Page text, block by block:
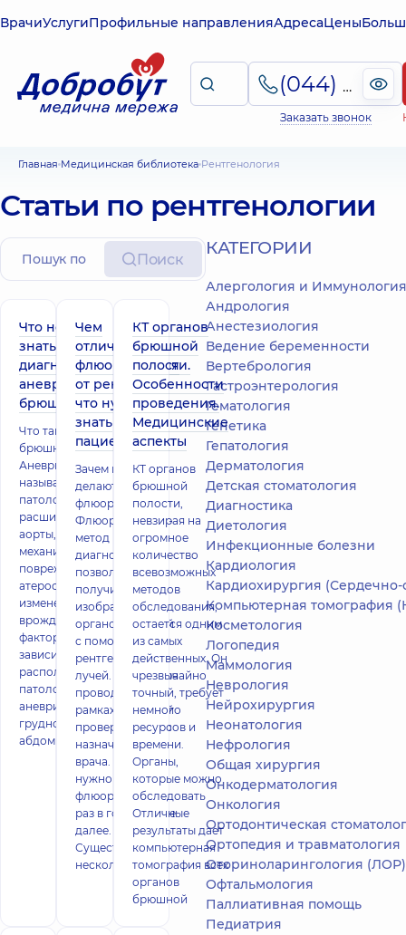
ВрачиУслугиПрофильные направленияАдресаЦены
(044) 495-2-888
Заказать звонок
Главная Медицинская библиотека Рентгенология
Статьи по рентгенологии
Поиск
Что необходимо
знать о
диагностике
аневризмы аорты
брюшной полости
Что такое аневризма
брюшной аорты
Аневризмой аорты
называют
патологическое
расширение участка
аорты, вызванное
механическим
повреждением,
атеросклеротическими
изменениями или
врожденными
факторами. В
зависимости от
расположения
патологии выделяют
аневризму брюшной,
грудной и торако-
абдоминальной аор
Чем
отличается
флюорография
от рентгена:
что нужно
знать
пациенту
Зачем и как
делают
флюорографию
Флюорография –
метод
диагностики,
позволяющий
получить
изображение
органов и тканей
с помощью
рентгеновских
лучей. Процедура
проводится в
рамках плановой
проверки или по
назначению
врача. Зачем
нужно делать
флюорографию
раз в год, читайте
далее.
Существует
несколько
КТ органов
брюшной
полости.
Особенности
проведения.
Медицинские
аспекты
КТ органов
брюшной
полости,
невзирая на
огромное
количество
всевозможных
методов
обследования,
остается одним
из самых
действенных. Он
чрезвычайно
точный, требует
немного
ресурсов и
времени.
Органы,
которые можно
обследовать
Отличные
результаты дает
компьютерная
томография всех
органов
брюшной
КАТЕГОРИИ
Алергология и Иммунология
Андрология
Анестезиология
Ведение беременности
Вертебрология
Гастроэнтерология
Гематология
Генетика
Гепатология
Дерматология
Детская стоматология
Диагностика
Диетология
Инфекционные болезни
Кардиология
Кардиохирургия (Сердечно-сосудистая
Компьютерная томография
Косметология
Логопедия
Маммология
Неврология
Нейрохирургия
Неонатология
Нефрология
Общая хирургия
Онкодерматология
Онкология
Ортодонтическая
Ортопедия и травматология
Оториноларингология (ЛОР)
Офтальмология
Паллиативная помощь
Педиатрия